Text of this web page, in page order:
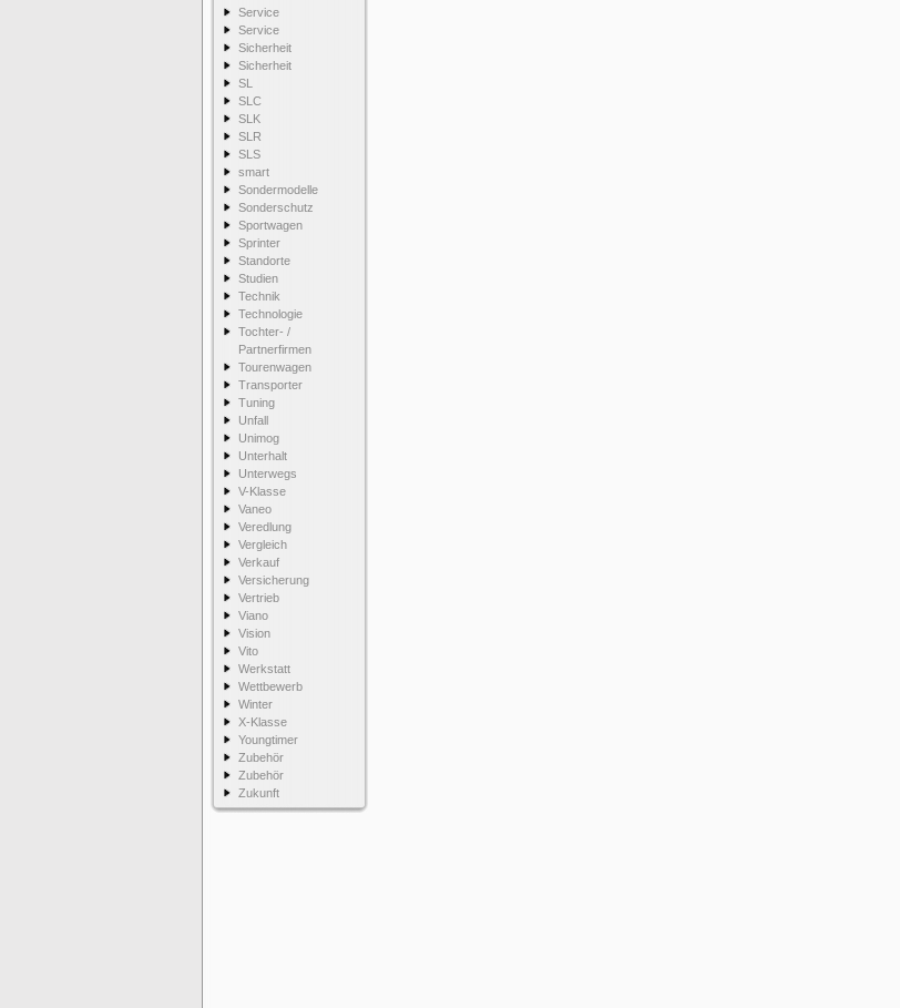
Service
Service
Sicherheit
Sicherheit
SL
SLC
SLK
SLR
SLS
smart
Sondermodelle
Sonderschutz
Sportwagen
Sprinter
Standorte
Studien
Technik
Technologie
Tochter- /
Partnerfirmen
Tourenwagen
Transporter
Tuning
Unfall
Unimog
Unterhalt
Unterwegs
V-Klasse
Vaneo
Veredlung
Vergleich
Verkauf
Versicherung
Vertrieb
Viano
Vision
Vito
Werkstatt
Wettbewerb
Winter
X-Klasse
Youngtimer
Zubehör
Zubehör
Zukunft